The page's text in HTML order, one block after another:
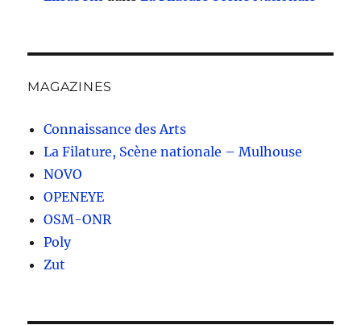
MAGAZINES
Connaissance des Arts
La Filature, Scène nationale – Mulhouse
NOVO
OPENEYE
OSM-ONR
Poly
Zut